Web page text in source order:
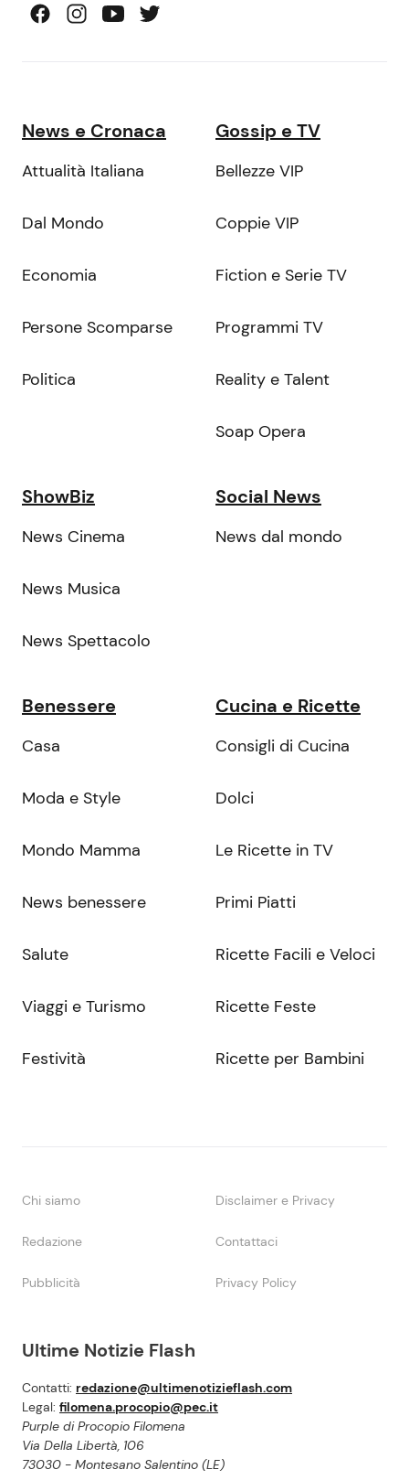
Ultime Notizie Flash
Contatti: redazione@ultimenotizieflash.com
Legal: filomena.procopio@pec.it
Purple di Procopio Filomena
Via Della Libertà, 106
73030 - Montesano Salentino (LE)
News e Cronaca
Attualità Italiana
Dal Mondo
Economia
Persone Scomparse
Politica
Gossip e TV
Bellezze VIP
Coppie VIP
Fiction e Serie TV
Programmi TV
Reality e Talent
Soap Opera
ShowBiz
News Cinema
News Musica
News Spettacolo
Social News
News dal mondo
Benessere
Casa
Moda e Style
Mondo Mamma
News benessere
Salute
Viaggi e Turismo
Festività
Cucina e Ricette
Consigli di Cucina
Dolci
Le Ricette in TV
Primi Piatti
Ricette Facili e Veloci
Ricette Feste
Ricette per Bambini
Chi siamo Disclaimer e Privacy
Redazione Contattaci
Pubblicità Privacy Policy